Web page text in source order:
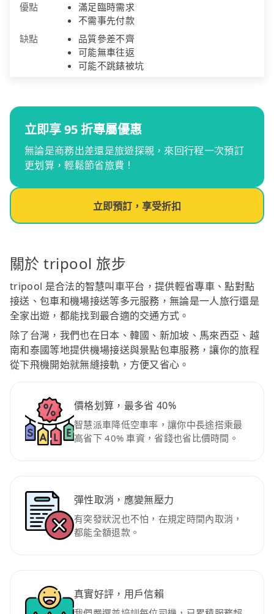
優點
滿足臨時需求
不需事先付款
缺點
品質參差不齊
可能無車往返
可能不跳錶被坑
立即享 95 折專屬優惠
無論是商務出差還是旅遊探親，來回行程一次預訂
更划算，輕鬆節省旅費！
立即預訂，享受折扣
關於 tripool 旅步
tripool 是合法的智慧叫車平台，提供輕省專車、點對點
接送、包車和機場接送等多元服務，無論是一人旅行還是
全家出遊，都能找到最合適的交通方式。
除了台灣，我們也在日本、韓國、新加坡、馬來西亞、越
南和泰國等地提供機場接送與景點包車服務，讓你的旅程
從下飛機開始就無縫接軌，方便又省心。
價格划算，最多省 40%
智慧派車降低空車率，讓你中長途搭乘最
高省下 40% 車資，省錢也省比價時間。
彈性取消，應變無壓力
有突發狀況也不怕，在規定時間內取消，
都能全額退款。
真實好評，用戶信賴